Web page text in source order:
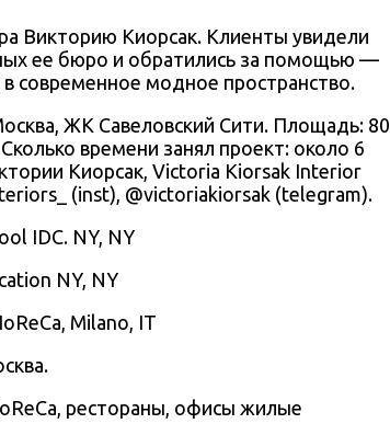
Викторию Киорсак. Клиенты увидели
ее бюро и обратились за помощью —
современное модное пространство.
ЖК Савеловский Сити. Площадь: 80
времени занял проект: около 6
Киорсак, Victoria Kiorsak Interior
(inst), @victoriakiorsak (telegram).
IDC. NY, NY
NY, NY
Milano, IT
рестораны, офисы жилые